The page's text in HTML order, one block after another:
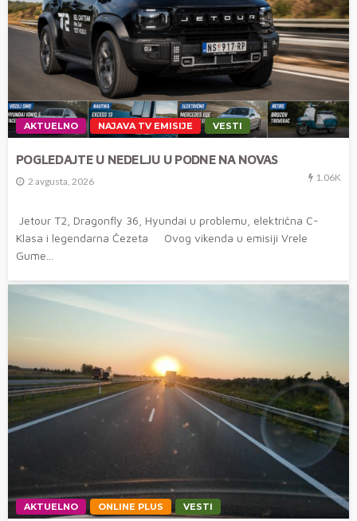
AKTUELNO NAJAVA TV EMISIJE VESTI
POGLEDAJTE U NEDELJU U PODNE NA NOVAS
2 avgusta, 2026 1.06K
Jetour T2, Dragonfly 36, Hyundai u problemu, električna C-
Klasa i legendarna Čezeta Ovog vikenda u emisiji Vrele
Gume...
AKTUELNO ONLINE PLUS VESTI